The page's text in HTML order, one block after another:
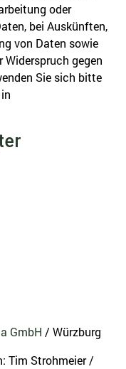
oder
bei Auskünften,
von Daten sowie
gegen
Sie sich bitte
GmbH / Würzburg
Tim Strohmeier /